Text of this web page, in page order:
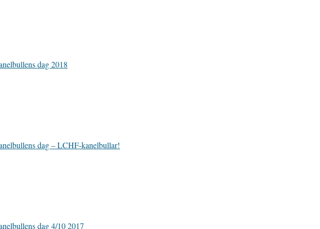
dag 2018
dag – LCHF-kanelbullar!
dag 4/10 2017